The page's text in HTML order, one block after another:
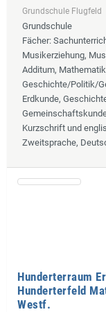
Grundschule Flugfeld
Grundschule
Fächer:
Musikerziehung,
Additum,
Geschichte/Politik/
Erdkunde,
Kurzschrift und
Zweitsprache,
Hunderterraum
Hunderterfeld
Westf.